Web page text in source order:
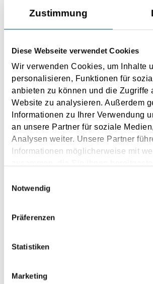
Zustimmung
Diese Webseite verwendet Cookies
Wir verwenden Cookies, um Inhalte
personalisieren, Funktionen für
anbieten zu können und die Zugriffe
Website zu analysieren. Außerdem
Informationen zu Ihrer Verwendung
an unsere Partner für soziale
Analysen weiter. Unsere Partner
Informationen möglicherweise mit
gesammelt haben.
Notwendig
Präferenzen
Statistiken
Marketing
5 x weekly
11 h driving time
Liverpool-Birkenhead
Belfast
8 h driving time